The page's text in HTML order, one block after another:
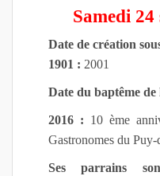
Samedi 24
Date de création
1901 : 2001
Date du baptême
2016 : 10 ème
Gastronomes du
Ses parrains